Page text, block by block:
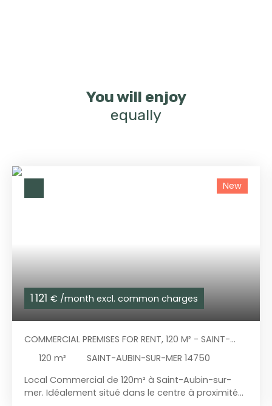
You will enjoy
equally
1 121 € /month excl. common charges
New
COMMERCIAL PREMISES FOR RENT, 120 M² - SAINT-
AUBIN-SUR-MER 14750
120 m²
SAINT-AUBIN-SUR-MER 14750
Local Commercial de 120m² à Saint-Aubin-sur-
mer. Idéalement situé dans le centre à proximité